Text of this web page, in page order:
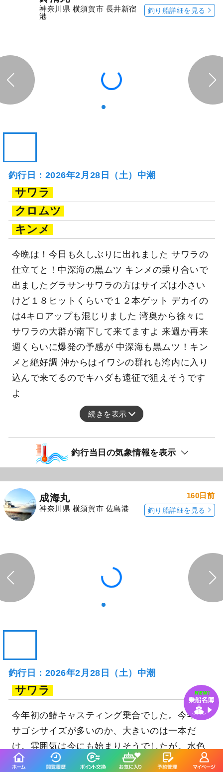
神奈川県 横須賀市 長井新宿
港
釣り船詳細を見る
釣行日：2026年2月28日（土）中潮
サワラ
クロムツ
キンメ
今晩は！今日も久しぶりに出れました サワラの
仕立てと！中深海の黒ムツ キンメの乗り合いで
出ましたグラサンサワラの方はサイズは小さい
けど１８ヒットくらいで１２本ゲット デカイの
は4キロアップも混じりました 湾奥から徐々に
サワラの大群が南下して来てますよ 来週か再来
週くらいに爆発の予感が 中深海も黒ムツ！キン
メと絶好調 沖からはイワシの群れも湾内に入り
込んで来てるのでキハダも遠征で狙えそうです
よ
続きを表示
釣行当日の気象情報を表示
成海丸
神奈川県 横須賀市 佐島港
160日前
釣り船詳細を見る
釣行日：2026年2月28日（土）中潮
サワラ
今年初の鰆キャスティング乗合でした。今年は
サゴシサイズが多いのか、大きいのは一本だ
け。雰囲気は今にも始まりそうでしたが。水色
は良いし魚も居ます！今後に期待大です！来月